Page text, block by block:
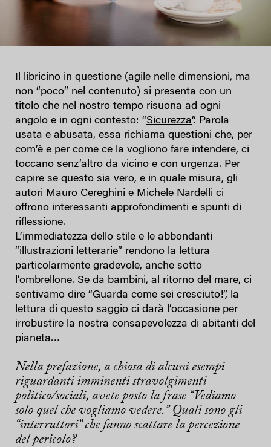
Il libricino in questione (agile nelle dimensioni, ma
non “poco” nel contenuto) si presenta con un
titolo che nel nostro tempo risuona ad ogni
angolo e in ogni contesto: “Sicurezza”. Parola
usata e abusata, essa richiama questioni che, per
com’è e per come ce la vogliono fare intendere, ci
toccano senz’altro da vicino e con urgenza. Per
capire se questo sia vero, e in quale misura, gli
autori Mauro Cereghini e Michele Nardelli ci
offrono interessanti approfondimenti e spunti di
riflessione.
L’immediatezza dello stile e le abbondanti
“illustrazioni letterarie” rendono la lettura
particolarmente gradevole, anche sotto
l’ombrellone. Se da bambini, al ritorno del mare, ci
sentivamo dire “Guarda come sei cresciuto!”, la
lettura di questo saggio ci darà l’occasione per
irrobustire la nostra consapevolezza di abitanti del
pianeta…
Nella prefazione, a chiosa di alcuni esempi
riguardanti imminenti stravolgimenti
politico/sociali, avete posto la frase “Vediamo
solo quel che vogliamo vedere.” Quali sono gli
“interruttori” che fanno scattare la percezione
del pericolo?